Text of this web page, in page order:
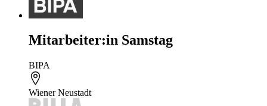
Mitarbeiter:in Samstag
BIPA
Wiener Neustadt